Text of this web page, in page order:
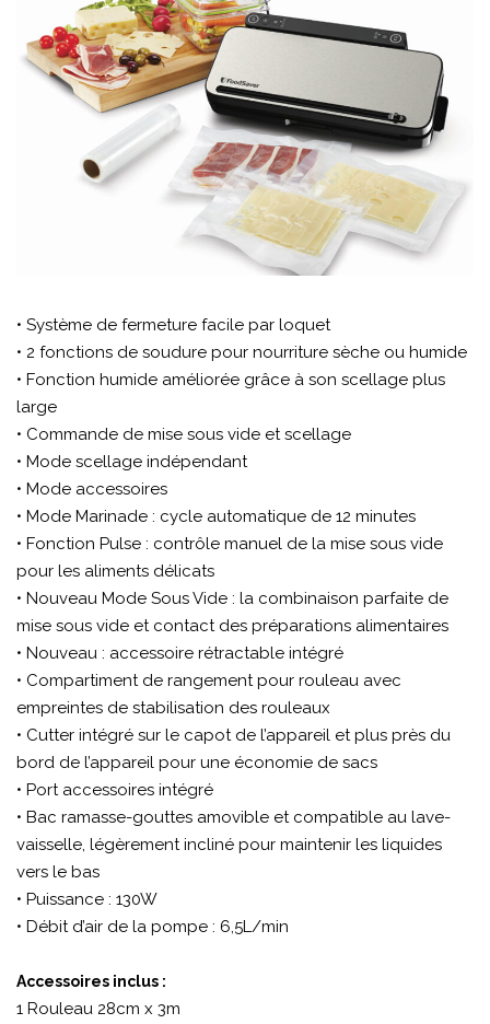
• Système de fermeture facile par loquet
• 2 fonctions de soudure pour nourriture sèche ou humide
• Fonction humide améliorée grâce à son scellage plus
large
• Commande de mise sous vide et scellage
• Mode scellage indépendant
• Mode accessoires
• Mode Marinade : cycle automatique de 12 minutes
• Fonction Pulse : contrôle manuel de la mise sous vide
pour les aliments délicats
• Nouveau Mode Sous Vide : la combinaison parfaite de
mise sous vide et contact des préparations alimentaires
• Nouveau : accessoire rétractable intégré
• Compartiment de rangement pour rouleau avec
empreintes de stabilisation des rouleaux
• Cutter intégré sur le capot de l’appareil et plus près du
bord de l’appareil pour une économie de sacs
• Port accessoires intégré
• Bac ramasse-gouttes amovible et compatible au lave-
vaisselle, légèrement incliné pour maintenir les liquides
vers le bas
• Puissance : 130W
• Débit d’air de la pompe : 6,5L/min
Accessoires inclus :
1 Rouleau 28cm x 3m